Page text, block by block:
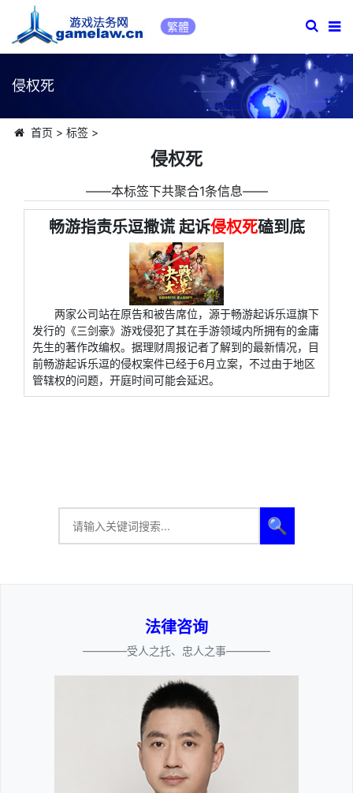
繁體
侵权死
首页 > 标签>
侵权死
――本标签下共聚合1条信息――
畅游指责乐逗撒谎 起诉侵权死磕到底
两家公司站在原告和被告席位，源于畅游起诉乐逗旗下
发行的《三剑豪》游戏侵犯了其在手游领域内所拥有的金庸
先生的著作改编权。据理财周报记者了解到的最新情况，目
前畅游起诉乐逗的侵权案件已经于6月立案，不过由于地区
管辖权的问题，开庭时间可能会延迟。
🔍
法律咨询
————受人之托、忠人之事————